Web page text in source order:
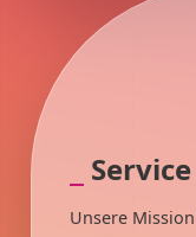
Service
Unsere Mission